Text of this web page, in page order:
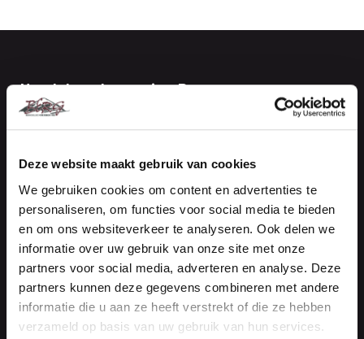
Deze website maakt gebruik van cookies
We gebruiken cookies om content en advertenties te
personaliseren, om functies voor social media te bieden
en om ons websiteverkeer te analyseren. Ook delen we
informatie over uw gebruik van onze site met onze
partners voor social media, adverteren en analyse. Deze
partners kunnen deze gegevens combineren met andere
informatie die u aan ze heeft verstrekt of die ze hebben
verzameld op basis van uw gebruik van hun services.
Handelsonderneming Berg
Vestiging Maasdijk (Kantoor)
2676 CN Maasdijk
NEEM CONTACT OP
Handelsonderneming Berg
Vestiging ‘s-Gravenzande (Opslag)
Woutersweg 10